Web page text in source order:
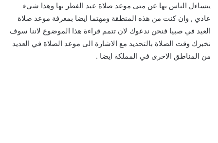
يتساءل الناس بها عن متى موعد صلاة عيد الفطر بها وهذا شيء
عادي , وان كنت من هذه المنطقة ومهتما ايضا بمعرفة موعد صلاة
العيد في صبيا فنحن ندعوك لان تتمم قراءة هذا الموضوع لاننا سوف
نخبرك وقت الصلاة بالتحديد مع الاشارة الى موعد الصلاة في العديد
من المناطق الاخرى في المملكة ايضا .